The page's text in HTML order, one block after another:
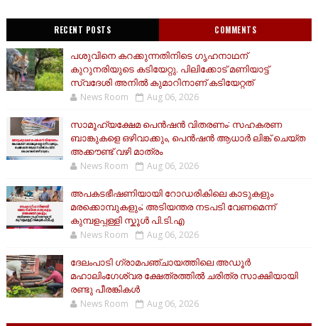
RECENT POSTS COMMENTS
പശുവിനെ കറക്കുന്നതിനിടെ ഗൃഹനാഥന്
കുറുനരിയുടെ കടിയേറ്റു. പിലിക്കോട് മണിയാട്ട്
സ്വദേശി അനിൽ കുമാറിനാണ് കടിയേറ്റത്
News Room Aug 06, 2026
സാമൂ​ഹ്യക്ഷേമ പെൻഷൻ വിതരണം: സഹകരണ
ബാങ്കുകളെ ഒഴിവാക്കും, പെൻഷൻ ആധാർ‌ ലിങ്ക് ചെയ്ത
അക്കൗണ്ട് വഴി മാത്രം
News Room Aug 06, 2026
അപകടഭീഷണിയായി റോഡരികിലെ കാടുകളും
മരക്കൊമ്പുകളും; അടിയന്തര നടപടി വേണമെന്ന്
കുമ്പളപ്പള്ളി സ്കൂൾ പി.ടി.എ
News Room Aug 06, 2026
ദേലംപാടി ഗ്രാമപഞ്ചായത്തിലെ അഡൂർ
മഹാലിംഗേശ്വര ക്ഷേത്രത്തിൽ ചരിത്ര സാക്ഷിയായി
രണ്ടു പീരങ്കികൾ
News Room Aug 06, 2026